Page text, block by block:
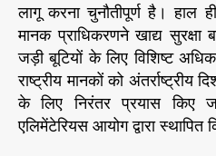
लागू करना चुनौतीपूर्ण है। हाल
मानक प्राधिकरणने खाद्य
जड़ी बूटियों के लिए विशिष्ट
राष्ट्रीय मानकों को अंतर्राष्ट्रीय
के लिए निरंतर प्रयास
एलिमेंटेरियस आयोग द्वारा स्थापित